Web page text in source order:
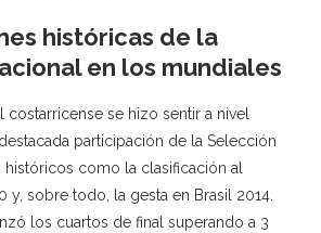
históricas de la
en los mundiales
se hizo sentir a nivel
participación de la Selección
históricos como la clasificación al
y, sobre todo, la gesta en Brasil 2014.
los cuartos de final superando a 3